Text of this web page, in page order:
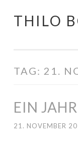
Springe
THILO
TAG: 21.
EIN
21. NOVEMBER